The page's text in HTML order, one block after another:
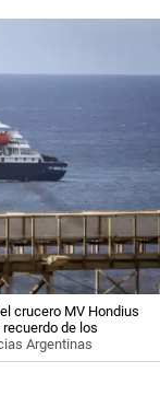
crucero MV Hondius
de los
Argentinas